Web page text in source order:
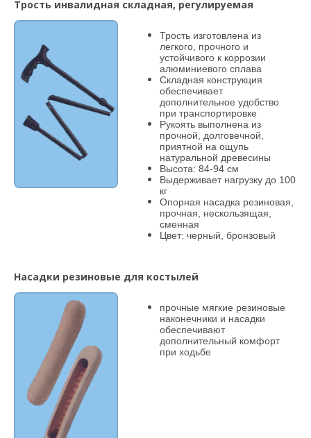
Трость инвалидная складная, регулируемая
Трость изготовлена из
легкого, прочного и
устойчивого к коррозии
алюминиевого сплава
Складная конструкция
обеспечивает
дополнительное удобство
при транспортировке
Рукоять выполнена из
прочной, долговечной,
приятной на ощупь
натуральной древесины
Высота: 84-94 см
Выдерживает нагрузку до 100
кг
Опорная насадка резиновая,
прочная, нескользящая,
сменная
Цвет: черный, бронзовый
Насадки резиновые для костылей
прочные мягкие резиновые
наконечники и насадки
обеспечивают
дополнительный комфорт
при ходьбе